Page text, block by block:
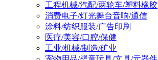
工程机械/汽配/两轮车/塑料橡胶
消费电子/灯光舞台音响/通信
涂料/纺织服装/广告印刷
医疗/美容/口腔/保健
工业/机械/制造/矿业